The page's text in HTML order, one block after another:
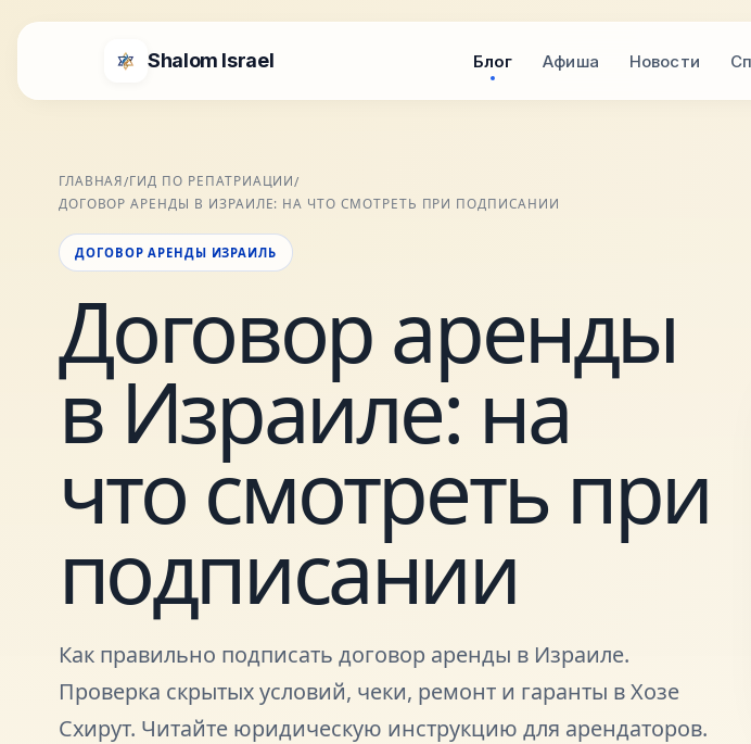
Shalom Israel Блог Афиша Новости
ГЛАВНАЯ/ГИД ПО РЕПАТРИАЦИИ/
ДОГОВОР АРЕНДЫ В ИЗРАИЛЕ: НА ЧТО СМОТРЕТЬ ПРИ ПОДПИСАНИИ
ДОГОВОР АРЕНДЫ ИЗРАИЛЬ
Договор аренды
в Израиле: на
что смотреть при
подписании
Как правильно подписать договор аренды в Израиле.
Проверка скрытых условий, чеки, ремонт и гаранты в Хозе
Схирут. Читайте юридическую инструкцию для арендаторов.